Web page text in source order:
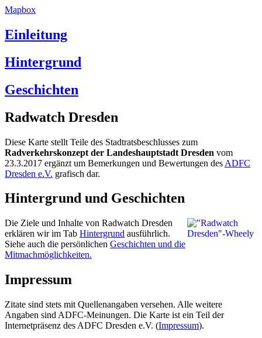
Mapbox
Einleitung
Hintergrund
Geschichten
Radwatch Dresden
Diese Karte stellt Teile des Stadtratsbeschlusses zum
Radverkehrskonzept der Landeshauptstadt Dresden vom
23.3.2017 ergänzt um Bemerkungen und Bewertungen des ADFC
Dresden e.V. grafisch dar.
Hintergrund und Geschichten
Die Ziele und Inhalte von Radwatch Dresden
erklären wir im Tab Hintergrund ausführlich.
Siehe auch die persönlichen Geschichten und die
Mitmachmöglichkeiten.
Impressum
Zitate sind stets mit Quellenangaben versehen. Alle weitere
Angaben sind ADFC-Meinungen. Die Karte ist ein Teil der
Internetpräsenz des ADFC Dresden e.V. (Impressum).